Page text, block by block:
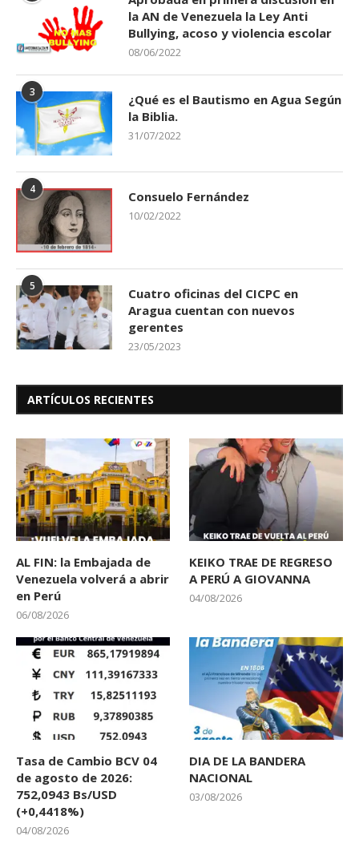
la AN de Venezuela la Ley Anti
Bullying, acoso y violencia escolar
08/06/2022
3
¿Qué es el Bautismo en Agua Según
la Biblia.
31/07/2022
4 Consuelo Fernández
10/02/2022
5
Cuatro oficinas del CICPC en
Aragua cuentan con nuevos
gerentes
23/05/2023
ARTÍCULOS RECIENTES
AL FIN: la Embajada de
Venezuela volverá a abrir
en Perú
06/08/2026
KEIKO TRAE DE REGRESO
A PERÚ A GIOVANNA
04/08/2026
Tasa de Cambio BCV 04
de agosto de 2026:
752,0943 Bs/USD
(+0,4418%)
04/08/2026
DIA DE LA BANDERA
NACIONAL
03/08/2026